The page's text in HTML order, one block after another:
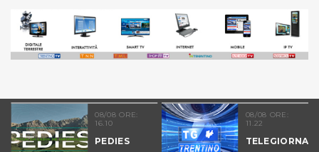
08/08 ORE:
16.10
PEDIES
08/08 ORE:
11.22